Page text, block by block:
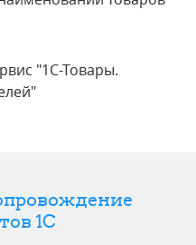
"1С-Товары.
1C